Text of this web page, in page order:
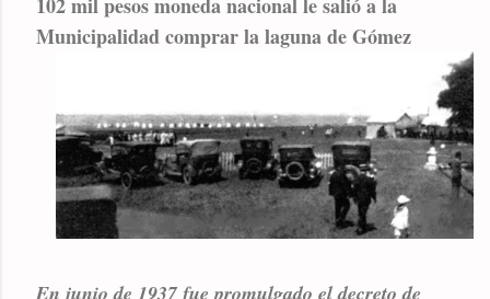
102 mil pesos moneda nacional le salió a la
Municipalidad comprar la laguna de Gómez
En junio de 1937 fue promulgado el decreto de